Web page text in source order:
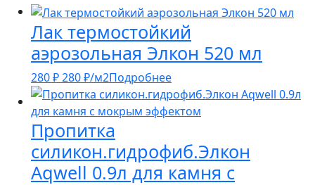
Лак термостойкий
аэрозольная Элкон 520 мл
280₽280₽/м2Подробнее
Пропитка
силикон.гидрофиб.Элкон
Aqwell 0.9л для камня с